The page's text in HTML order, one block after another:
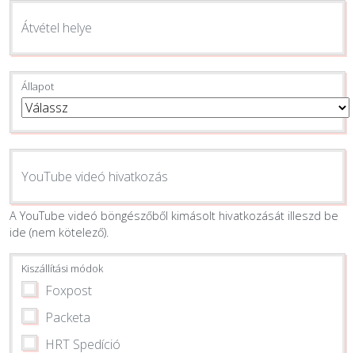
Átvétel helye
Állapot
YouTube videó hivatkozás
A YouTube videó böngészőből kimásolt hivatkozását illeszd be
ide (nem kötelező).
Kiszállítási módok
Foxpost
Packeta
HRT Spedíció